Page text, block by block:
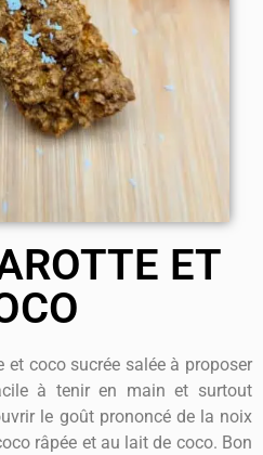
ET
et coco sucrée salée à proposer
à tenir en main et surtout
le goût prononcé de la noix
râpée et au lait de coco. Bon